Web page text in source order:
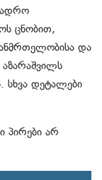
ცნობით,
და
სხვა დეტალები
პირები არ